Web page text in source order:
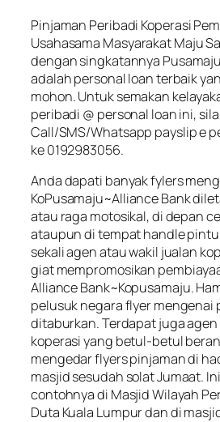
Pinjaman Peribadi Koperasi
Usahasama Masyarakat Maju
dengan singkatannya
adalah personal loan terbaik
mohon. Untuk semakan
peribadi @ personal loan ini, sila
Call/SMS/Whatsapp payslip e
ke 0192983056.
Anda dapati banyak fylers
KoPusamaju~Alliance Bank
atau raga motosikal, di depan
ataupun di tempat handle
sekali agen atau wakil jualan
giat mempromosikan
Alliance Bank~Kopusamaju.
pelusuk negara flyer mengenai
ditaburkan. Terdapat juga
koperasi yang betul-betul
mengedar flyers pinjaman di
masjid sesudah solat Jumaat.
contohnya di Masjid Wilayah
Duta Kuala Lumpur dan di